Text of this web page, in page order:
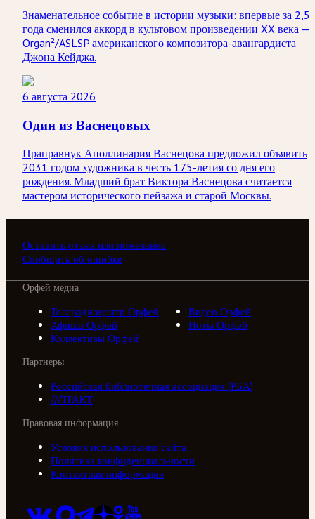
Знаменательное событие в истории музыки: впервые за 2,5
года сменился аккорд в культовом произведении XX века —
Organ²/ASLSP американского композитора-авангардиста
Джона Кейджа.
6 августа 2026
Один из Васнецовых
Праправнук Аполлинария Васнецова предложил объявить
2031 годом художника в честь 175-летия со дня его
рождения. Младший брат Виктора Васнецова считается
мастером исторического пейзажа и старой Москвы.
Оставить отзыв или пожелание
Сообщить об ошибке
Орфей медиа
Телерадиоцентр Орфей
Видео Орфей
Афиша Орфей
Ноты Орфей
Коллективы Орфей
Партнеры
Российская библиотечная ассоциация (РБА)
///ТРАКТ
Правовая информация
Условия использования сайта
Политика конфиденциальности
Контактная информация